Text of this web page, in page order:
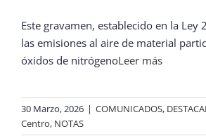
Este gravamen, establecido en la Ley
las emisiones al aire de material
óxidos de nitrógenoLeer más
30 Marzo, 2026 | COMUNICADOS,
Centro, NOTAS